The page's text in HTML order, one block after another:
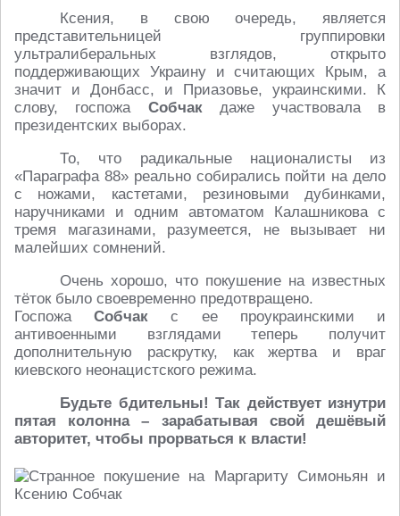
Ксения, в свою очередь, является
представительницей группировки
ультралиберальных взглядов, открыто
поддерживающих Украину и считающих Крым, а
значит и Донбасс, и Приазовье, украинскими. К
слову, госпожа Собчакдаже участвовала в
президентских выборах.
То, что радикальные националисты из
«Параграфа 88» реально собирались пойти на дело
с ножами, кастетами, резиновыми дубинками,
наручниками и одним автоматом Калашникова с
тремя магазинами, разумеется, не вызывает ни
малейших сомнений.
Очень хорошо, что покушение на известных
тёток было своевременно предотвращено.
ГоспожаСобчакс ее проукраинскими и
антивоенными взглядами теперь получит
дополнительную раскрутку, как жертва и враг
киевского неонацистского режима.
Будьте бдительны! Так действует изнутри
пятая колонна – зарабатывая свой дешёвый
авторитет, чтобы прорваться к власти!